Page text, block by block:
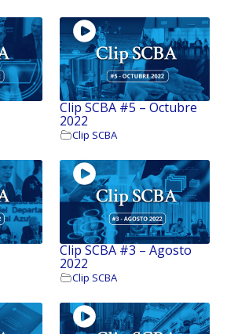
Clip SCBA #5 – Octubre
2022
Clip SCBA
Clip SCBA #3 – Agosto
2022
Clip SCBA